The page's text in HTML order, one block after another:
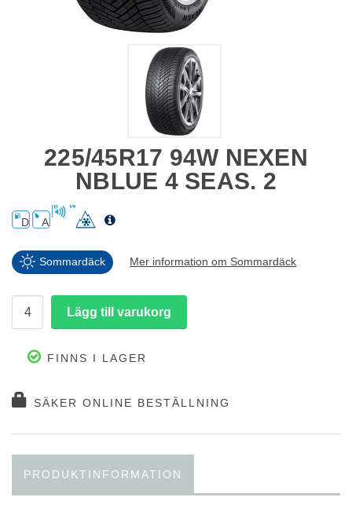
225/45R17 94W NEXEN
NBLUE 4 SEAS. 2
D A
Sommardäck Mer information om Sommardäck
FINNS I LAGER
SÄKER ONLINE BESTÄLLNING
PRODUKTINFORMATION